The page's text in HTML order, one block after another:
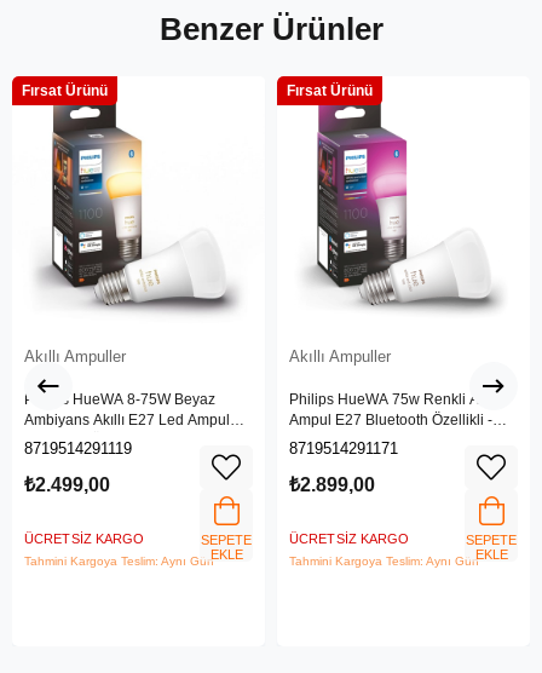
Benzer Ürünler
Akıllı Ampuller
Philips HueWA 8-75W Beyaz
Ambiyans Akıllı E27 Led Ampul
Bluetooth Özellikli -
8719514291119
₺2.499,00
ÜCRETSIZ KARGO
Tahmini Kargoya Teslim: Aynı Gün
Fırsat Ürünü
SEPETE
EKLE
Akıllı Ampuller
Philips HueWA 75w Renkli Akıllı
Ampul E27 Bluetooth Özellikli -
929002468801
8719514291171
₺2.899,00
ÜCRETSIZ KARGO
Tahmini Kargoya Teslim: Aynı Gün
Fırsat Ürünü
SEPETE
EKLE